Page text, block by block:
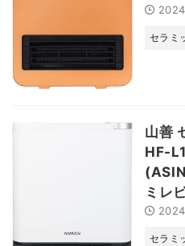
セラミ
山善
HF-
ミレ
セラミ